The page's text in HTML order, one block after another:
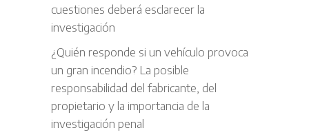
cuestiones deberá esclarecer la
investigación
¿Quién responde si un vehículo provoca
un gran incendio? La posible
responsabilidad del fabricante, del
propietario y la importancia de la
investigación penal